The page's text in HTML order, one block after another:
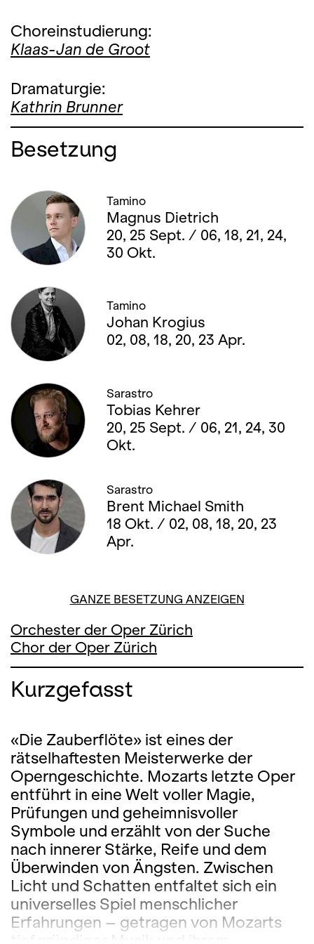
Choreinstudierung:
Klaas-Jan de Groot
Dramaturgie:
Kathrin Brunner
Besetzung
Tamino
Magnus Dietrich
20, 25 Sept. / 06, 18, 21, 24,
30 Okt.
Tamino
Johan Krogius
02, 08, 18, 20, 23 Apr.
Sarastro
Tobias Kehrer
20, 25 Sept. / 06, 21, 24, 30
Okt.
Sarastro
Brent Michael Smith
18 Okt. / 02, 08, 18, 20, 23
Apr.
GANZE BESETZUNG ANZEIGEN
Orchester der Oper Zürich
Chor der Oper Zürich
Kurzgefasst
«Die Zauberflöte» ist eines der
rätselhaftesten Meisterwerke der
Operngeschichte. Mozarts letzte Oper
entführt in eine Welt voller Magie,
Prüfungen und geheimnisvoller
Symbole und erzählt von der Suche
nach innerer Stärke, Reife und dem
Überwinden von Ängsten. Zwischen
Licht und Schatten entfaltet sich ein
universelles Spiel menschlicher
Erfahrungen – getragen von Mozarts